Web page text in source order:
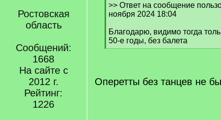
Ростовская
область
Сообщений:
1668
На сайте с
2012 г.
Рейтинг:
1226
[
q
>> Ответ на сообщение
ноября 2024 18:04
Благодарю, видимо тогда
50-е годы, без балета
[
Оперетты без танцев не